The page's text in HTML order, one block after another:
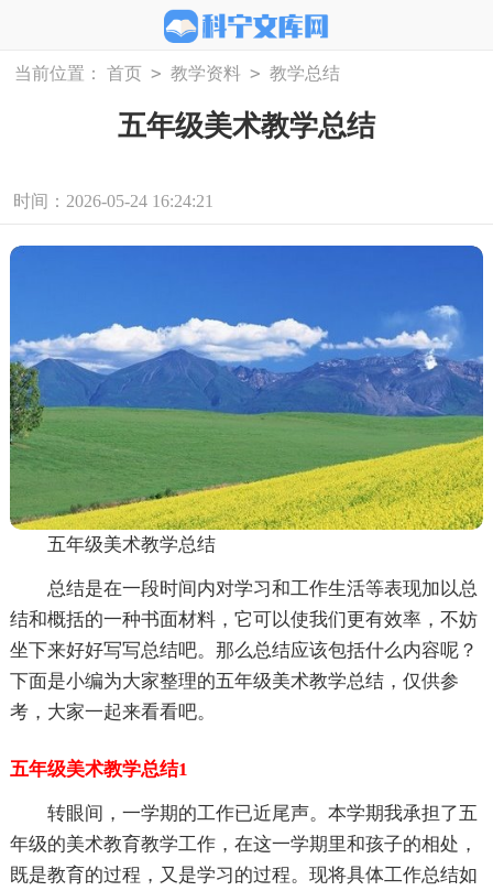
当前位置： 首页 > 教学资料 > 教学总结
五年级美术教学总结
时间：2026-05-24 16:24:21
五年级美术教学总结
总结是在一段时间内对学习和工作生活等表现加以总
结和概括的一种书面材料，它可以使我们更有效率，不妨
坐下来好好写写总结吧。那么总结应该包括什么内容呢？
下面是小编为大家整理的五年级美术教学总结，仅供参
考，大家一起来看看吧。
五年级美术教学总结1
转眼间，一学期的工作已近尾声。本学期我承担了五
年级的美术教育教学工作，在这一学期里和孩子的相处，
既是教育的过程，又是学习的过程。现将具体工作总结如